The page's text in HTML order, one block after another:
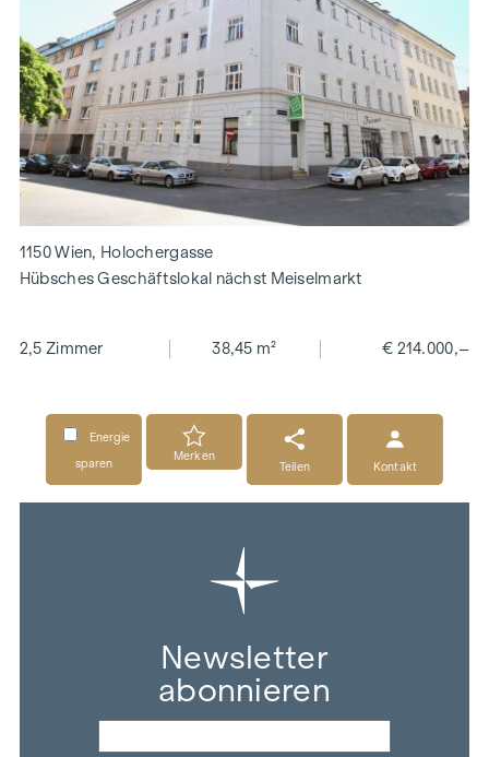
1150 Wien, Holochergasse
Hübsches Geschäftslokal nächst Meiselmarkt
2,5 Zimmer 38,45 m² € 214.000,–
Energie
sparen
Merken
Teilen
Kontakt
Newsletter
abonnieren